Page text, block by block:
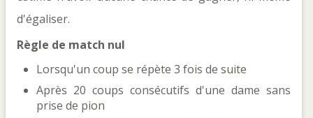
d'égaliser.
Règle de match nul
Lorsqu'un coup se répète 3 fois de suite
Après 20 coups consécutifs d'une dame sans
prise de pion